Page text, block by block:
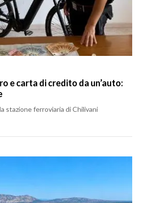
e carta di credito da un’auto:
stazione ferroviaria di Chilivani